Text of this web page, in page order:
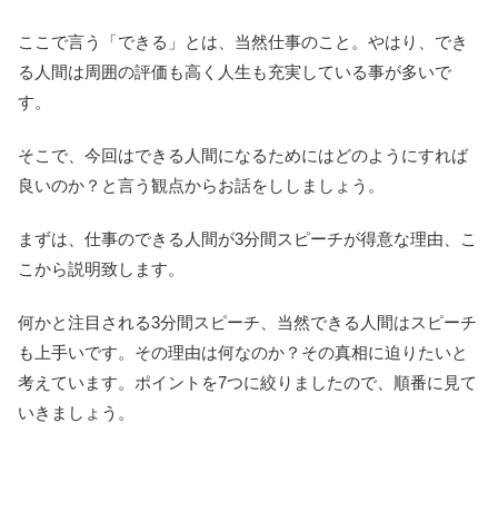
ここで言う「できる」とは、当然仕事のこと。やはり、でき
る人間は周囲の評価も高く人生も充実している事が多いで
す。
そこで、今回はできる人間になるためにはどのようにすれば
良いのか？と言う観点からお話をししましょう。
まずは、仕事のできる人間が3分間スピーチが得意な理由、こ
こから説明致します。
何かと注目される3分間スピーチ、当然できる人間はスピーチ
も上手いです。その理由は何なのか？その真相に迫りたいと
考えています。ポイントを7つに絞りましたので、順番に見て
いきましょう。